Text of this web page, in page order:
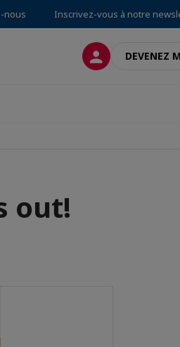
nous Inscrivez-vous à notre
CONNEXION
DEVENEZ
out!